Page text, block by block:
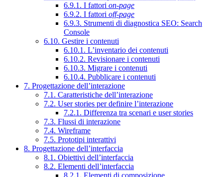
6.9.1. I fattori on-page
6.9.2. I fattori off-page
6.9.3. Strumenti di diagnostica SEO: Search
Console
6.10. Gestire i contenuti
6.10.1. L’inventario dei contenuti
6.10.2. Revisionare i contenuti
6.10.3. Migrare i contenuti
6.10.4. Pubblicare i contenuti
7. Progettazione dell’interazione
7.1. Caratteristiche dell’interazione
7.2. User stories per definire l’interazione
7.2.1. Differenza tra scenari e user stories
7.3. Flussi di interazione
7.4. Wireframe
7.5. Prototipi interattivi
8. Progettazione dell’interfaccia
8.1. Obiettivi dell’interfaccia
8.2. Elementi dell’interfaccia
8.2.1. Elementi di composizione